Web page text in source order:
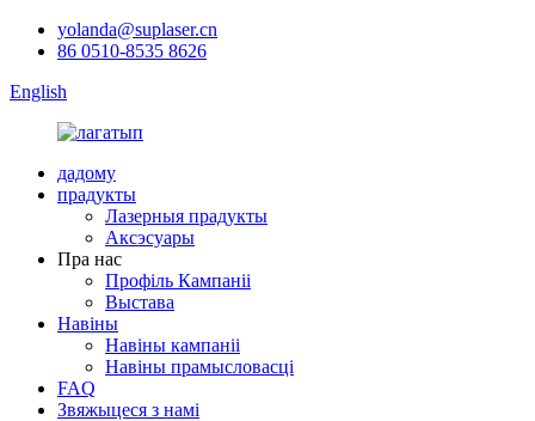
yolanda@suplaser.cn
86 0510-8535 8626
English
дадому
прадукты
Лазерныя прадукты
Аксэсуары
Пра нас
Профіль Кампаніі
Выстава
Навіны
Навіны кампаніі
Навіны прамысловасці
FAQ
Звяжыцеся з намі